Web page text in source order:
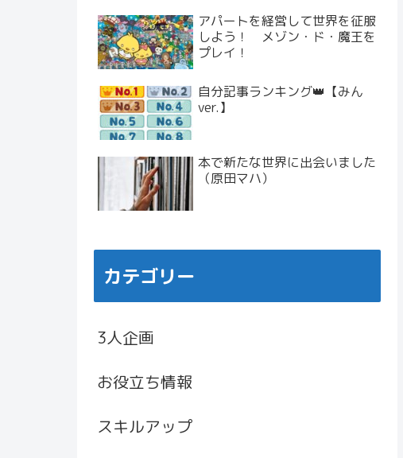
アパートを経営して世界を征服
しよう！ メゾン・ド・魔王を
プレイ！
自分記事ランキング👑【みん
ver.】
本で新たな世界に出会いました
（原田マハ）
カテゴリー
3人企画
お役立ち情報
スキルアップ